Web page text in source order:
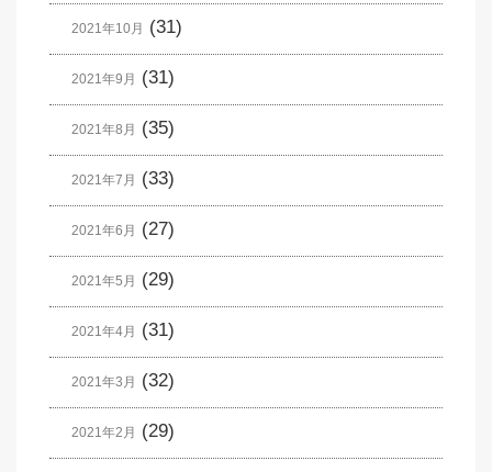
2021年10月 (31)
2021年9月 (31)
2021年8月 (35)
2021年7月 (33)
2021年6月 (27)
2021年5月 (29)
2021年4月 (31)
2021年3月 (32)
2021年2月 (29)